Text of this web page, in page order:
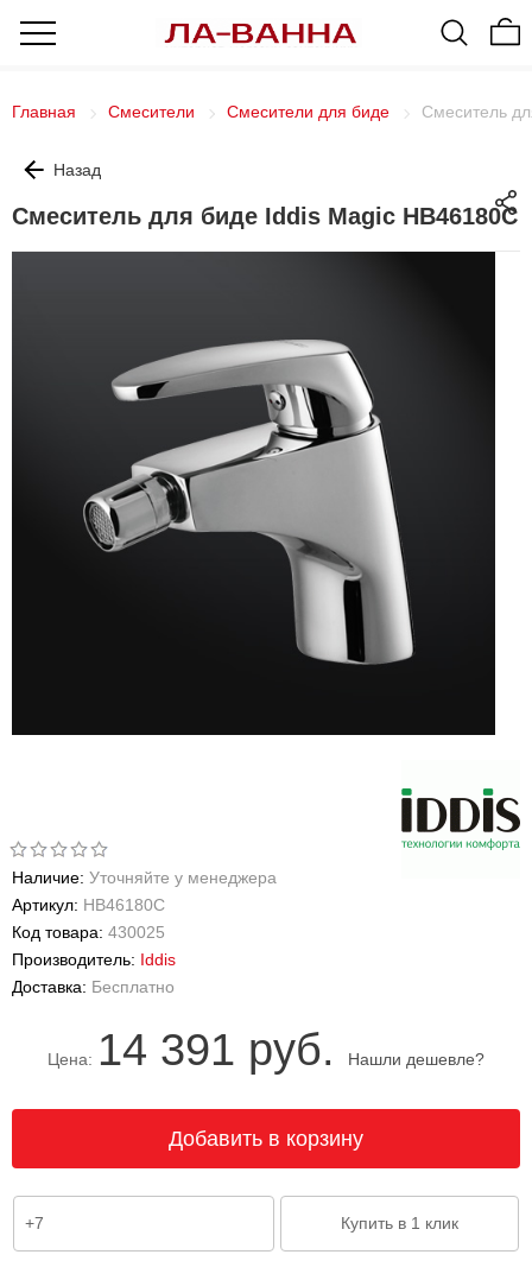
Главная Смесители Смесители для биде Смеситель
Назад
Смеситель для биде Iddis Magic HB46180C
Наличие: Уточняйте у менеджера
Артикул: HB46180C
Код товара: 430025
Производитель: Iddis
Доставка: Бесплатно
Цена: 14 391 руб. Нашли дешевле?